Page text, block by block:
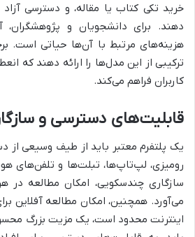
دهند. برای دانشجویان و
هزینه‌های مرتبط با آن‌ها حیاتی است.
ترکیبی از این مدل‌ها را ارائه دهند که
کاربران فراهم می‌کند.
قابلیت‌های دسترسی و
یک پلتفرم معتبر باید از طیف وسیعی از
رومیزی، لپ‌تاپ‌ها، تبلت‌ها و تلفن‌های
سازگاری چندسکویی، امکان مطالعه در
می‌آورد. همچنین، امکان مطالعه آفلاین
اینترنت محدود است، یک مزیت بزرگ